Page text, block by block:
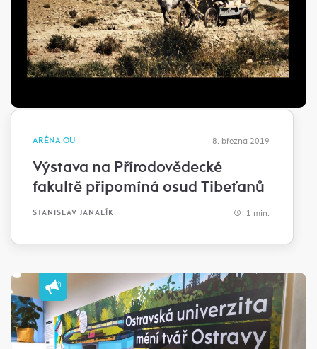
ARÉNA OU 8. března 2019
Výstava na Přírodovědecké
fakultě připomíná osud Tibeťanů
STANISLAV JANALÍK 1 min.